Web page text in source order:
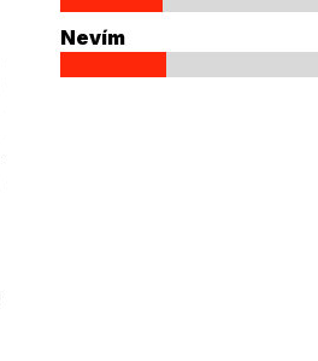
Nevím